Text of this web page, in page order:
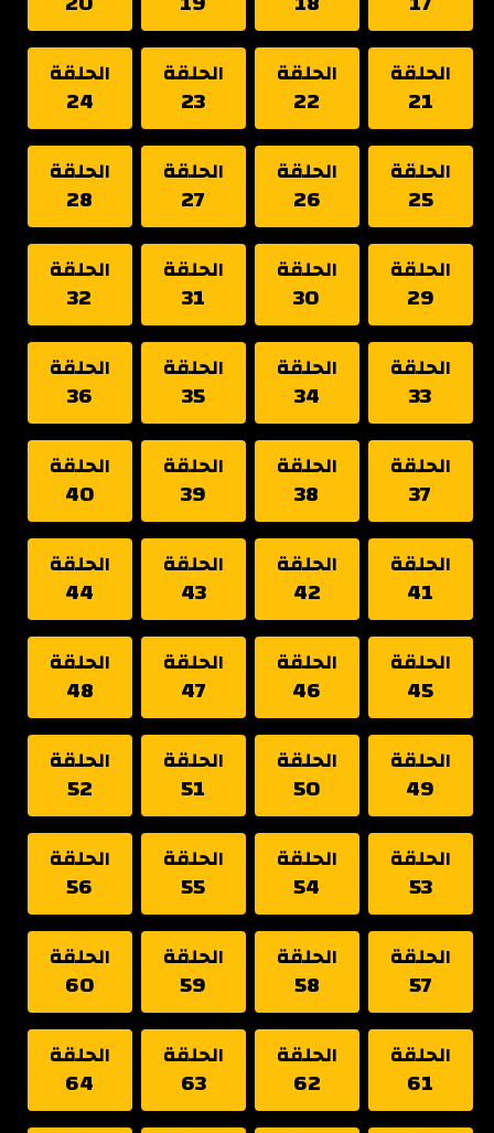
الحلقة
21
الحلقة
22
الحلقة
23
الحلقة
24
الحلقة
25
الحلقة
26
الحلقة
27
الحلقة
28
الحلقة
29
الحلقة
30
الحلقة
31
الحلقة
32
الحلقة
33
الحلقة
34
الحلقة
35
الحلقة
36
الحلقة
37
الحلقة
38
الحلقة
39
الحلقة
40
الحلقة
41
الحلقة
42
الحلقة
43
الحلقة
44
الحلقة
45
الحلقة
46
الحلقة
47
الحلقة
48
الحلقة
49
الحلقة
50
الحلقة
51
الحلقة
52
الحلقة
53
الحلقة
54
الحلقة
55
الحلقة
56
الحلقة
57
الحلقة
58
الحلقة
59
الحلقة
60
الحلقة
61
الحلقة
62
الحلقة
63
الحلقة
64